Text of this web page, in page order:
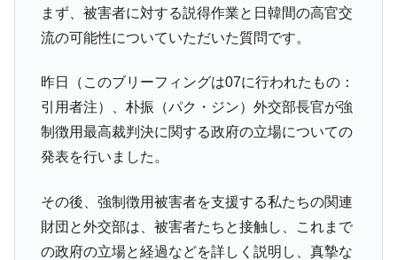
まず、被害者に対する説得作業と日韓間の高官交
流の可能性についていただいた質問です。
昨日（このブリーフィングは07に行われたもの：
引用者注）、朴振（パク・ジン）外交部長官が強
制徴用最高裁判決に関する政府の立場についての
発表を行いました。
その後、強制徴用被害者を支援する私たちの関連
財団と外交部は、被害者たちと接触し、これまで
の政府の立場と経過などを詳しく説明し、真摯な